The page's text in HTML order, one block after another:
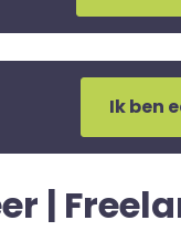
Ik ben
|